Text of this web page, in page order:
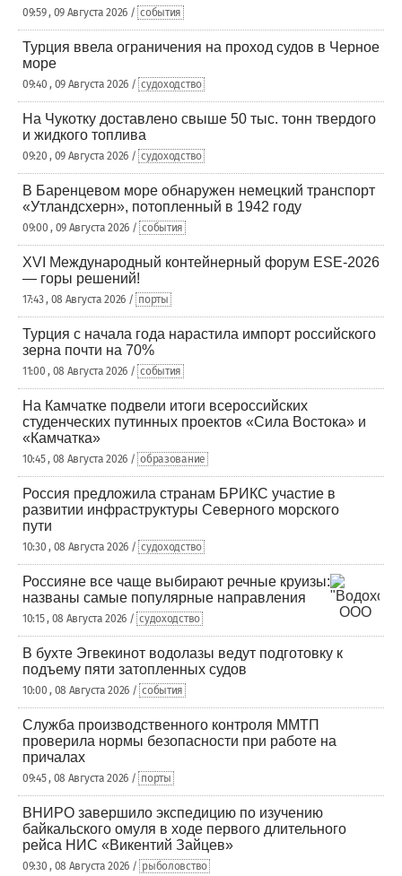
09:59 , 09 Августа 2026 / события
Турция ввела ограничения на проход судов в Черное
море
09:40 , 09 Августа 2026 / судоходство
На Чукотку доставлено свыше 50 тыс. тонн твердого
и жидкого топлива
09:20 , 09 Августа 2026 / судоходство
В Баренцевом море обнаружен немецкий транспорт
«Утландсхерн», потопленный в 1942 году
09:00 , 09 Августа 2026 / события
XVI Международный контейнерный форум ESE-2026
— горы решений!
17:43 , 08 Августа 2026 / порты
Турция с начала года нарастила импорт российского
зерна почти на 70%
11:00 , 08 Августа 2026 / события
На Камчатке подвели итоги всероссийских
студенческих путинных проектов «Сила Востока» и
«Камчатка»
10:45 , 08 Августа 2026 / образование
Россия предложила странам БРИКС участие в
развитии инфраструктуры Северного морского
пути
10:30 , 08 Августа 2026 / судоходство
Россияне все чаще выбирают речные круизы:
названы самые популярные направления
10:15 , 08 Августа 2026 / судоходство
В бухте Эгвекинот водолазы ведут подготовку к
подъему пяти затопленных судов
10:00 , 08 Августа 2026 / события
Служба производственного контроля ММТП
проверила нормы безопасности при работе на
причалах
09:45 , 08 Августа 2026 / порты
ВНИРО завершило экспедицию по изучению
байкальского омуля в ходе первого длительного
рейса НИС «Викентий Зайцев»
09:30 , 08 Августа 2026 / рыболовство